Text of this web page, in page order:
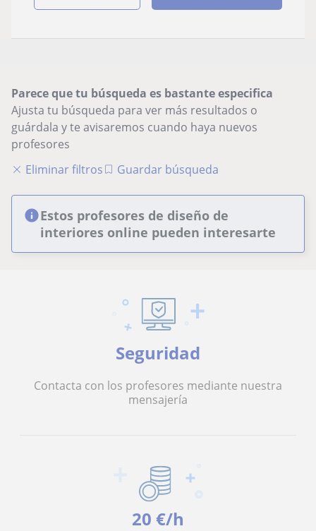
Parece que tu búsqueda es bastante especifica
Ajusta tu búsqueda para ver más resultados o
guárdala y te avisaremos cuando haya nuevos
profesores
Eliminar filtros
Guardar búsqueda
Estos profesores de diseño de
interiores online pueden interesarte
Seguridad
Contacta con los profesores mediante nuestra
mensajería
20 €/h